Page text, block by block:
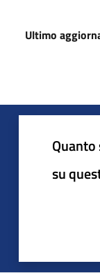
Ultimo
su